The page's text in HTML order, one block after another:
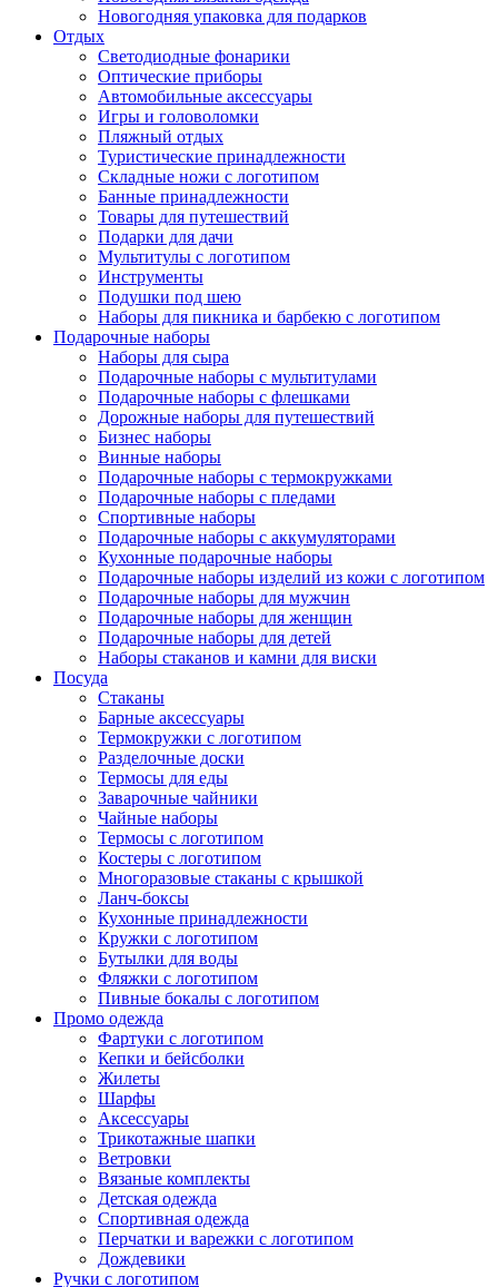
Новогодняя упаковка для подарков
Отдых
Светодиодные фонарики
Оптические приборы
Автомобильные аксессуары
Игры и головоломки
Пляжный отдых
Туристические принадлежности
Складные ножи с логотипом
Банные принадлежности
Товары для путешествий
Подарки для дачи
Мультитулы с логотипом
Инструменты
Подушки под шею
Наборы для пикника и барбекю с логотипом
Подарочные наборы
Наборы для сыра
Подарочные наборы с мультитулами
Подарочные наборы с флешками
Дорожные наборы для путешествий
Бизнес наборы
Винные наборы
Подарочные наборы с термокружками
Подарочные наборы с пледами
Спортивные наборы
Подарочные наборы с аккумуляторами
Кухонные подарочные наборы
Подарочные наборы изделий из кожи с логотипом
Подарочные наборы для мужчин
Подарочные наборы для женщин
Подарочные наборы для детей
Наборы стаканов и камни для виски
Посуда
Стаканы
Барные аксессуары
Термокружки с логотипом
Разделочные доски
Термосы для еды
Заварочные чайники
Чайные наборы
Термосы с логотипом
Костеры с логотипом
Многоразовые стаканы с крышкой
Ланч-боксы
Кухонные принадлежности
Кружки с логотипом
Бутылки для воды
Фляжки с логотипом
Пивные бокалы с логотипом
Промо одежда
Фартуки с логотипом
Кепки и бейсболки
Жилеты
Шарфы
Аксессуары
Трикотажные шапки
Ветровки
Вязаные комплекты
Детская одежда
Спортивная одежда
Перчатки и варежки с логотипом
Дождевики
Ручки с логотипом